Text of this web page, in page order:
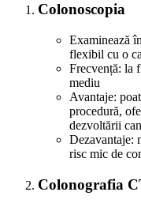
Colonoscopia
Examinează
flexibil cu o
Frecvență: la
mediu
Avantaje:
procedură,
dezvoltării
Dezavantaje:
risc mic de
Colonografia